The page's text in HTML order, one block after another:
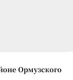
Ормузского